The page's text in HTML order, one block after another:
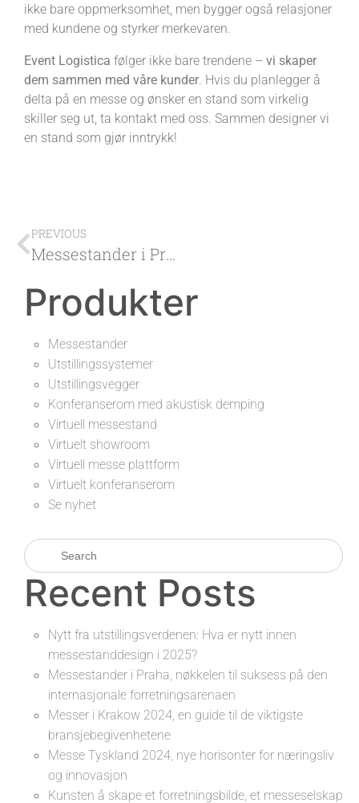
ikke bare oppmerksomhet, men bygger også relasjoner
med kundene og styrker merkevaren.
Event Logistica følger ikke bare trendene – vi skaper
dem sammen med våre kunder. Hvis du planlegger å
delta på en messe og ønsker en stand som virkelig
skiller seg ut, ta kontakt med oss. Sammen designer vi
en stand som gjør inntrykk!
PREVIOUS
Messestander i Praha, nøkkelen til suksess på den internasjonale forretningsarenaen
Produkter
Messestander
Utstillingssystemer
Utstillingsvegger
Konferanserom med akustisk demping
Virtuell messestand
Virtuelt showroom
Virtuell messe plattform
Virtuelt konferanserom
Se nyhet
Recent Posts
Nytt fra utstillingsverdenen: Hva er nytt innen
messestanddesign i 2025?
Messestander i Praha, nøkkelen til suksess på den
internasjonale forretningsarenaen
Messer i Krakow 2024, en guide til de viktigste
bransjebegivenhetene
Messe Tyskland 2024, nye horisonter for næringsliv
og innovasjon
Kunsten å skape et forretningsbilde, et messeselskap